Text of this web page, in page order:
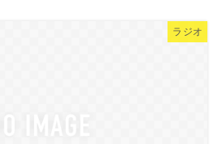
ラジオ